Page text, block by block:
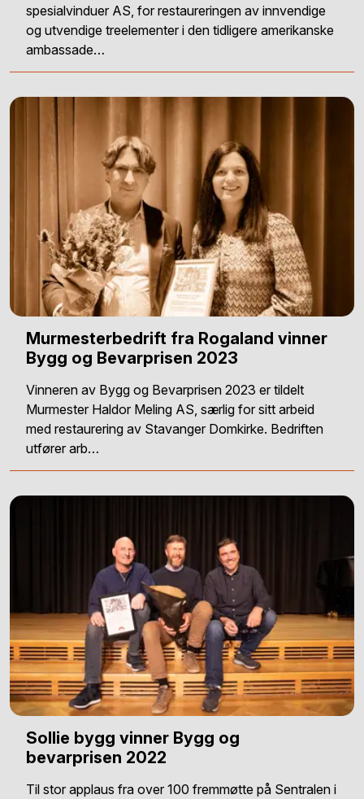
spesialvinduer AS, for restaureringen av innvendige
og utvendige treelementer i den tidligere amerikanske
ambassade…
Murmesterbedrift fra Rogaland vinner
Bygg og Bevarprisen 2023
Vinneren av Bygg og Bevarprisen 2023 er tildelt
Murmester Haldor Meling AS, særlig for sitt arbeid
med restaurering av Stavanger Domkirke. Bedriften
utfører arb…
Sollie bygg vinner Bygg og
bevarprisen 2022
Til stor applaus fra over 100 fremmøtte på Sentralen i